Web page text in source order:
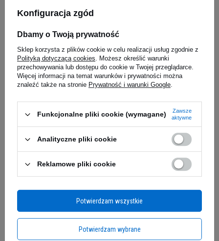
FITMAX BCAA Pro 4200 -
240tab
IRON HORSE BCAA PLUS -
400g
4.91 (75)
PROMOCJA
wysyłka w poniedziałek
Mutant GEAAR - 400g
NUTREND - BCAA Powder
4:1:1 - 500g - Orange
Konfiguracja zgód
Dbamy o Twoją prywatność
Sklep korzysta z plików cookie w celu realizacji usług zgodnie z
Polityką dotyczącą cookies. Możesz określić warunki
przechowywania lub dostępu do cookie w Twojej przeglądarce.
Więcej informacji na temat warunków i prywatności można
znaleźć także na stronie Prywatność i warunki Google.
Funkcjonalne pliki cookie (wymagane)
Zawsze
aktywne
Analityczne pliki cookie
Reklamowe pliki cookie
Potwierdzam wybrane
Potwierdzam wszystkie